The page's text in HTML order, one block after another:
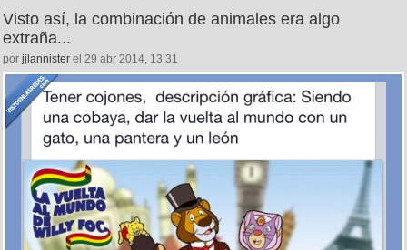
Visto así, la combinación de animales era algo
extraña...
porjjlannisterel 29 abr 2014, 13:31